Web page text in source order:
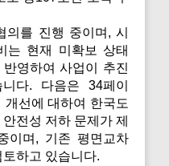
를 진행 중이며, 시
는 현재 미확보 상태
영하여 사업이 추진
다. 다음은 34페이
선에 대하여 한국도
전성 저하 문제가 제
이며, 기존 평면교차
하고 있습니다.